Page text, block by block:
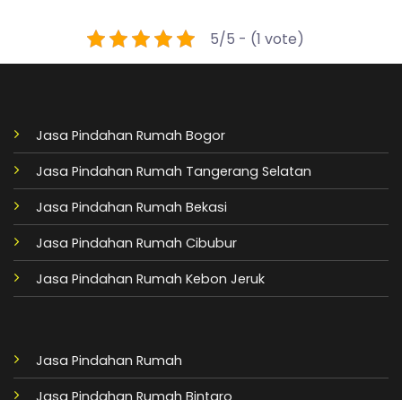
5/5 - (1 vote)
Jasa Pindahan Rumah Bogor
Jasa Pindahan Rumah Tangerang Selatan
Jasa Pindahan Rumah Bekasi
Jasa Pindahan Rumah Cibubur
Jasa Pindahan Rumah Kebon Jeruk
Jasa Pindahan Rumah
Jasa Pindahan Rumah Bintaro